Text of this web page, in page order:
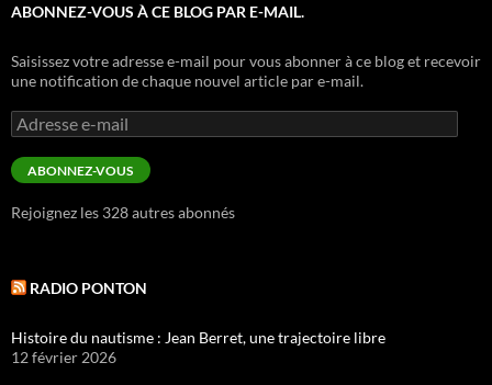
ABONNEZ-VOUS À CE BLOG PAR E-MAIL.
Saisissez votre adresse e-mail pour vous abonner à ce blog et recevoir
une notification de chaque nouvel article par e-mail.
Adresse
e-
mail
ABONNEZ-VOUS
Rejoignez les 328 autres abonnés
RADIO PONTON
Histoire du nautisme : Jean Berret, une trajectoire libre
12 février 2026